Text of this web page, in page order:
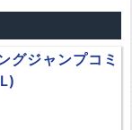
グジャンプコミ